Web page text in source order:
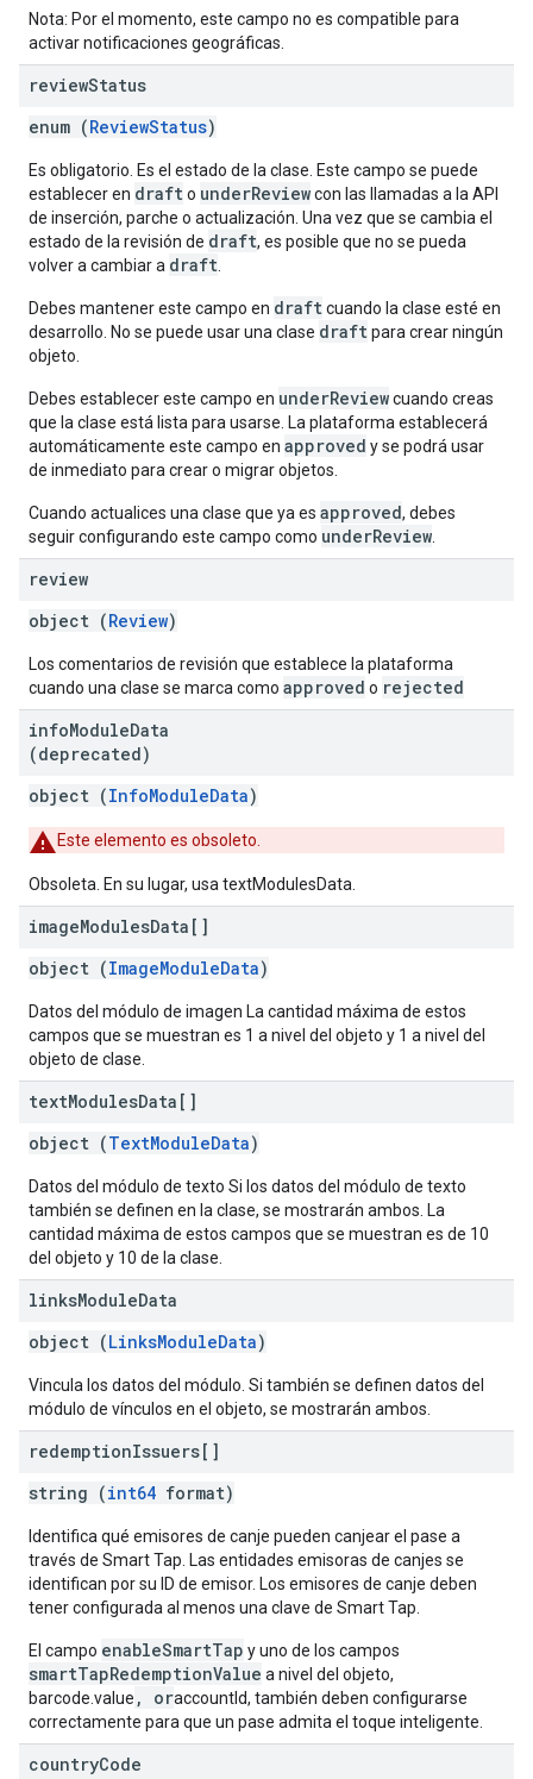
Nota: Por el momento, este campo no es compatible para
activar notificaciones geográficas.
reviewStatus
enum (ReviewStatus)
Es obligatorio. Es el estado de la clase. Este campo se puede
establecer en drafto underReviewcon las llamadas a la API
de inserción, parche o actualización. Una vez que se cambia el
estado de la revisión de draft, es posible que no se pueda
volver a cambiar a draft
Debes mantener este campo en draftcuando la clase esté en
desarrollo. No se puede usar una clase draftpara crear ningún
objeto.
Debes establecer este campo en underReviewcuando creas
que la clase está lista para usarse. La plataforma establecerá
automáticamente este campo en approved y se podrá usar
de inmediato para crear o migrar objetos.
Cuando actualices una clase que ya es approved, debes
seguir configurando este campo como underReview
review
object (Review)
Los comentarios de revisión que establece la plataforma
cuando una clase se marca como approved o rejected
infoModuleData
(deprecated)
object (InfoModuleData)
Este elemento es obsoleto.
Obsoleta. En su lugar, usa textModulesData.
imageModulesData[]
object (ImageModuleData)
Datos del módulo de imagen La cantidad máxima de estos
campos que se muestran es 1 a nivel del objeto y 1 a nivel del
objeto de clase.
textModulesData[]
object (TextModuleData)
Datos del módulo de texto Si los datos del módulo de texto
también se definen en la clase, se mostrarán ambos. La
cantidad máxima de estos campos que se muestran es de 10
del objeto y 10 de la clase.
linksModuleData
object (LinksModuleData)
Vincula los datos del módulo. Si también se definen datos del
módulo de vínculos en el objeto, se mostrarán ambos.
redemptionIssuers[]
string (int64 format)
Identifica qué emisores de canje pueden canjear el pase a
través de Smart Tap. Las entidades emisoras de canjes se
identifican por su ID de emisor. Los emisores de canje deben
tener configurada al menos una clave de Smart Tap.
El campo enableSmartTap y uno de los campos
smartTapRedemptionValue a nivel del objeto,
barcode.value , oraccountId, también deben configurarse
correctamente para que un pase admita el toque inteligente.
countryCode